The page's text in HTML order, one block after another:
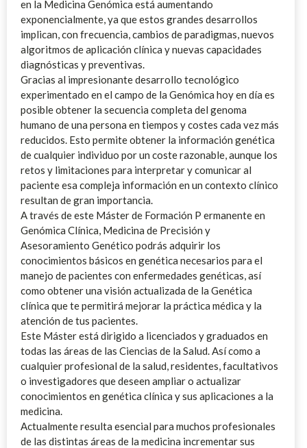
en la Medicina Genómica está aumentando
exponencialmente, ya que estos grandes desarrollos
implican, con frecuencia, cambios de paradigmas, nuevos
algoritmos de aplicación clínica y nuevas capacidades
diagnósticas y preventivas.
Gracias al impresionante desarrollo tecnológico
experimentado en el campo de la Genómica hoy en día es
posible obtener la secuencia completa del genoma
humano de una persona en tiempos y costes cada vez más
reducidos. Esto permite obtener la información genética
de cualquier individuo por un coste razonable, aunque los
retos y limitaciones para interpretar y comunicar al
paciente esa compleja información en un contexto clínico
resultan de gran importancia.
A través de este Máster de Formación P ermanente en
Genómica Clínica, Medicina de Precisión y
Asesoramiento Genético podrás adquirir los
conocimientos básicos en genética necesarios para el
manejo de pacientes con enfermedades genéticas, así
como obtener una visión actualizada de la Genética
clínica que te permitirá mejorar la práctica médica y la
atención de tus pacientes.
Este Máster está dirigido a licenciados y graduados en
todas las áreas de las Ciencias de la Salud. Así como a
cualquier profesional de la salud, residentes, facultativos
o investigadores que deseen ampliar o actualizar
conocimientos en genética clínica y sus aplicaciones a la
medicina.
Actualmente resulta esencial para muchos profesionales
de las distintas áreas de la medicina incrementar sus